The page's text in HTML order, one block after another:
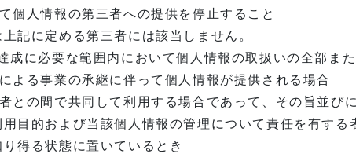
個人情報の第三者への提供を停止すること
記に定める第三者には該当しません。
成に必要な範囲内において個人情報の取扱いの全部ま
よる事業の承継に伴って個人情報が提供される場合
との間で共同して利用する場合であって、その旨並
目的および当該個人情報の管理について責任を有す
得る状態に置いているとき